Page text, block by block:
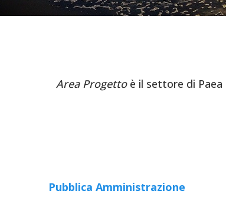
Area Progettoè il settore di Paea
Pubblica Amministrazione